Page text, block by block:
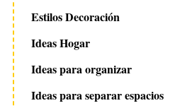
Estilos Decoración
Ideas Hogar
Ideas para organizar
Ideas para separar espacios